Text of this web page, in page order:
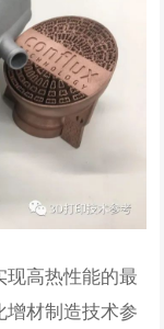
高热性能的最
材制造技术参